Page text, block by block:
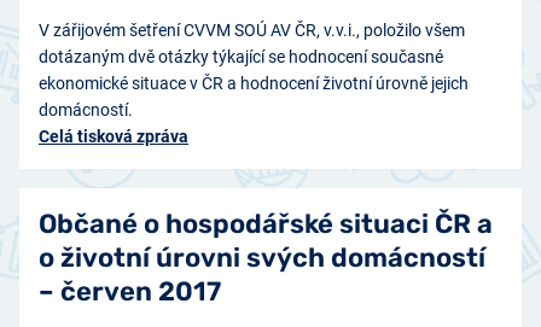
V zářijovém šetření CVVM SOÚ AV ČR, v.v.i., položilo všem
dotázaným dvě otázky týkající se hodnocení současné
ekonomické situace v ČR a hodnocení životní úrovně jejich
domácností.
Celá tisková zpráva
Občané o hospodářské situaci ČR a
o životní úrovni svých domácností
– červen 2017